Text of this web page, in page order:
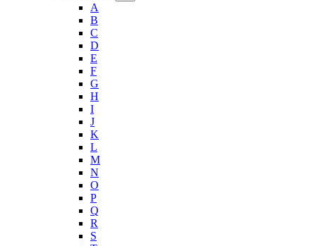
A
B
C
D
E
F
G
H
I
J
K
L
M
N
O
P
Q
R
S